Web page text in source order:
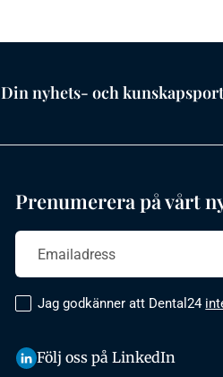
Din nyhets- och
Prenumerera på vårt
Jag godkänner att Dental24
Följ oss på LinkedIn